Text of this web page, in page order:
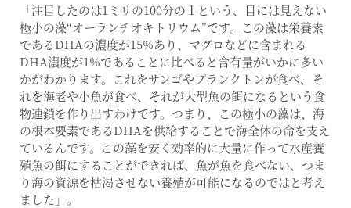
「注目したのは1ミリの100分の１という、目には見えない
極小の藻“オーランチオキトリウム”です。この藻は栄養素
であるDHAの濃度が15%あり、マグロなどに含まれる
DHA濃度が1%であることに比べると含有量がいかに多い
かがわかります。これをサンゴやプランクトンが食べ、そ
れを海老や小魚が食べ、それが大型魚の餌になるという食
物連鎖を作り出すわけです。つまり、この極小の藻は、海
の根本要素であるDHAを供給することで海全体の命を支え
ているんです。この藻を安く効率的に大量に作って水産養
殖魚の餌にすることができれば、魚が魚を食べない、つま
り海の資源を枯渇させない養殖が可能になるのではと考え
ました」。